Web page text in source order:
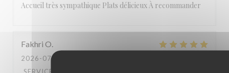
Accueil très sympathique Plats délicieux À recommander
Fakhri O
2026-07-08